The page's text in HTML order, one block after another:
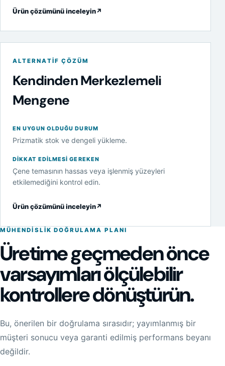
Ürün çözümünü inceleyin↗
ALTERNATIF ÇÖZÜM
Kendinden Merkezlemeli
Mengene
EN UYGUN OLDUĞU DURUM
Prizmatik stok ve dengeli yükleme.
DIKKAT EDILMESI GEREKEN
Çene temasının hassas veya işlenmiş yüzeyleri
etkilemediğini kontrol edin.
Ürün çözümünü inceleyin↗
MÜHENDISLIK DOĞRULAMA PLANI
Üretime geçmeden önce
varsayımları ölçülebilir
kontrollere dönüştürün.
Bu, önerilen bir doğrulama sırasıdır; yayımlanmış bir
müşteri sonucu veya garanti edilmiş performans beyanı
değildir.